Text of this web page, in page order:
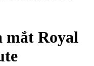
mắt Royal